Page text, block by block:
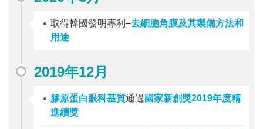
取得韓國發明專利–去細胞角膜及其製備方法和
用途
2019年12月
膠原蛋白眼科基質通過 國家新創獎2019年度精
進續獎